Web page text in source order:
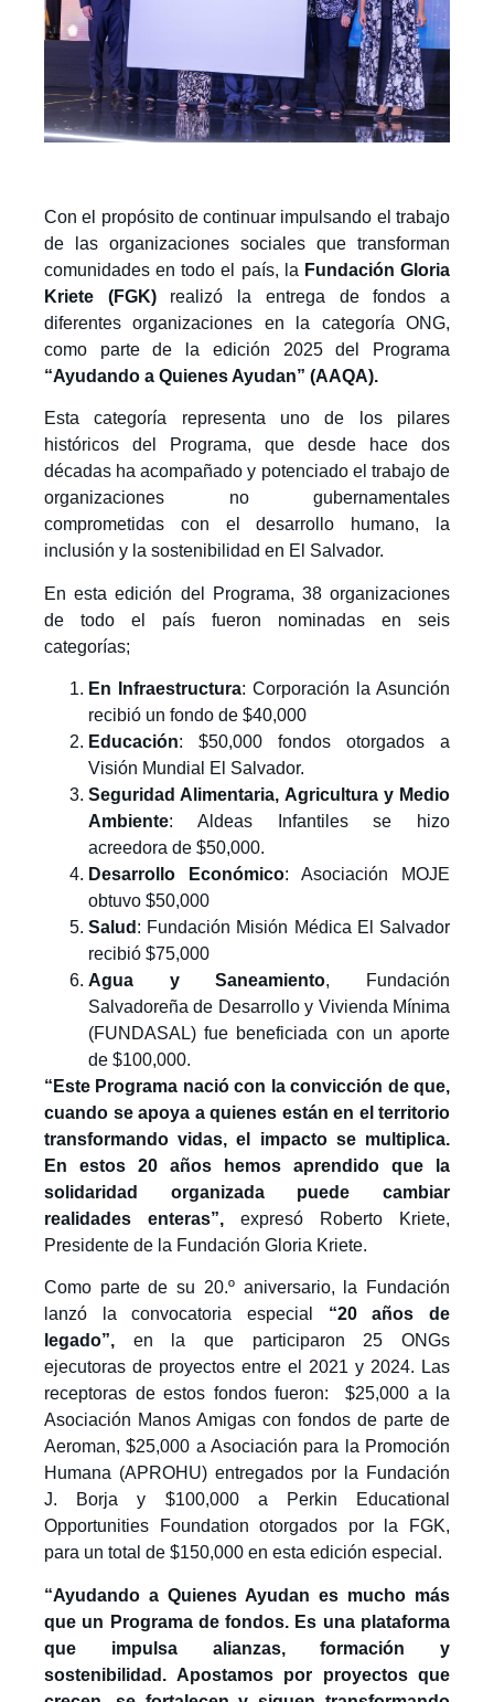
Con el propósito de continuar impulsando el trabajo
de las organizaciones sociales que transforman
comunidades en todo el país, la Fundación Gloria
Kriete (FGK)realizó la entrega de fondos a
diferentes organizaciones en la categoría ONG,
como parte de la edición 2025 del Programa
“Ayudando a Quienes Ayudan” (AAQA).
Esta categoría representa uno de los pilares
históricos del Programa, que desde hace dos
décadas ha acompañado y potenciado el trabajo de
organizaciones no gubernamentales
comprometidas con el desarrollo humano, la
inclusión y la sostenibilidad en El Salvador.
En esta edición del Programa, 38 organizaciones
de todo el país fueron nominadas en seis
categorías;
En Infraestructura: Corporación la Asunción
recibió un fondo de $40,000
Educación: $50,000 fondos otorgados a
Visión Mundial El Salvador.
Seguridad Alimentaria, Agricultura y Medio
Ambiente: Aldeas Infantiles se hizo
acreedora de $50,000.
Desarrollo Económico: Asociación MOJE
obtuvo $50,000
Salud : Fundación Misión Médica El Salvador
recibió $75,000
Agua y Saneamiento, Fundación
Salvadoreña de Desarrollo y Vivienda Mínima
(FUNDASAL) fue beneficiada con un aporte
de $100,000.
“Este Programa nació con la convicción de que,
cuando se apoya a quienes están en el territorio
transformando vidas, el impacto se multiplica.
En estos 20 años hemos aprendido que la
solidaridad organizada puede cambiar
realidades enteras”, expresó Roberto Kriete,
Presidente de la Fundación Gloria Kriete.
Como parte de su 20.º aniversario, la Fundación
lanzó la convocatoria especial “20 años de
legado”, en la que participaron 25 ONGs
ejecutoras de proyectos entre el 2021 y 2024. Las
receptoras de estos fondos fueron: $25,000 a la
Asociación Manos Amigas con fondos de parte de
Aeroman, $25,000 a Asociación para la Promoción
Humana (APROHU) entregados por la Fundación
J. Borja y $100,000 a Perkin Educational
Opportunities Foundation otorgados por la FGK,
para un total de $150,000 en esta edición especial.
“Ayudando a Quienes Ayudan es mucho más
que un Programa de fondos. Es una plataforma
que impulsa alianzas, formación y
sostenibilidad. Apostamos por proyectos que